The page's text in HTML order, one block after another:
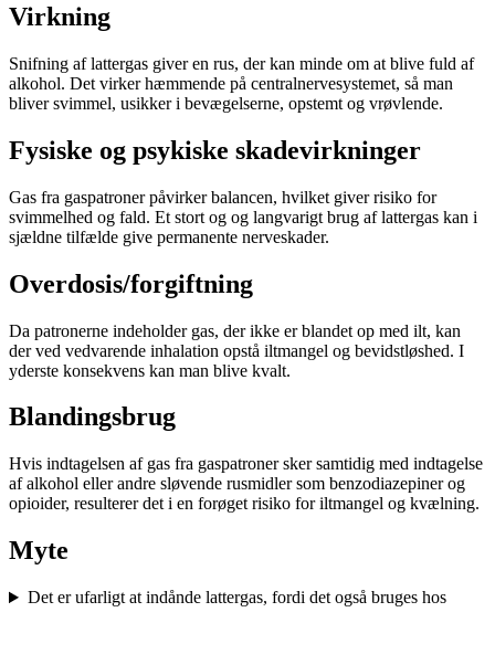
Virkning
Snifning af lattergas giver en rus, der kan minde om at blive fuld af
alkohol. Det virker hæmmende på centralnervesystemet, så man
bliver svimmel, usikker i bevægelserne, opstemt og vrøvlende.
Fysiske og psykiske skadevirkninger
Gas fra gaspatroner påvirker balancen, hvilket giver risiko for
svimmelhed og fald. Et stort og og langvarigt brug af lattergas kan i
sjældne tilfælde give permanente nerveskader.
Overdosis/forgiftning
Da patronerne indeholder gas, der ikke er blandet op med ilt, kan
der ved vedvarende inhalation opstå iltmangel og bevidstløshed. I
yderste konsekvens kan man blive kvalt.
Blandingsbrug
Hvis indtagelsen af gas fra gaspatroner sker samtidig med indtagelse
af alkohol eller andre sløvende rusmidler som benzodiazepiner og
opioider, resulterer det i en forøget risiko for iltmangel og kvælning.
Myte
Det er ufarligt at indånde lattergas, fordi det også bruges hos